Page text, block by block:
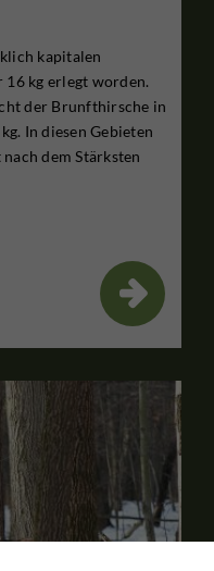
kapitalen
kg erlegt worden.
der Brunfthirsche in
In diesen Gebieten
dem Stärksten
